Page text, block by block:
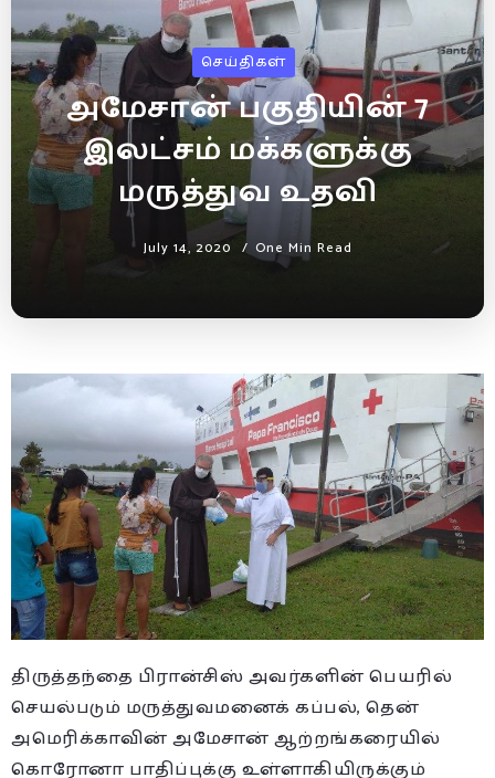
செய்திகள்
அமேசான் பகுதியின் 7
இலட்சம் மக்களுக்கு
மருத்துவ உதவி
July 14, 2020 One Min Read
திருத்தந்தை பிரான்சிஸ் அவர்களின் பெயரில்
செயல்படும் மருத்துவமனைக் கப்பல், தென்
அமெரிக்காவின் அமேசான் ஆற்றங்கரையில்
கொரோனா பாதிப்புக்கு உள்ளாகியிருக்கும்